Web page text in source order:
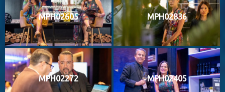
MPH02605 MPH02836
MPH02272 MPH02405